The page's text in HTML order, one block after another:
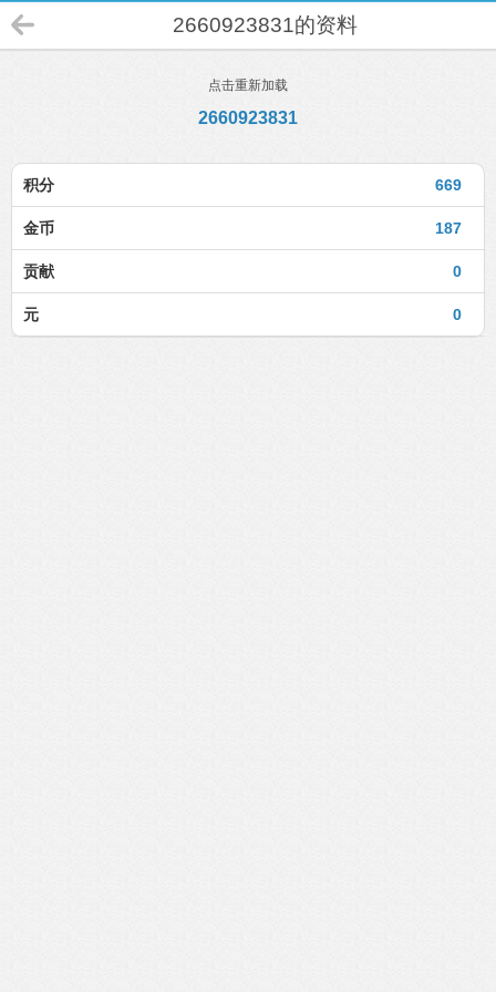
2660923831的资料
点击重新加载
2660923831
669
积分
187
金币
0
贡献
0
元